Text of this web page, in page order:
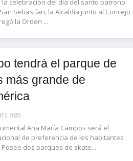
la celebración del día del santo patrono
Sebastían, la Alcaldía junto al Concejo
la Orden ...
tendrá el parque de
más grande de
ago
Ana María Campos será el
de preferencia de los habitantes
dos parques de skate...